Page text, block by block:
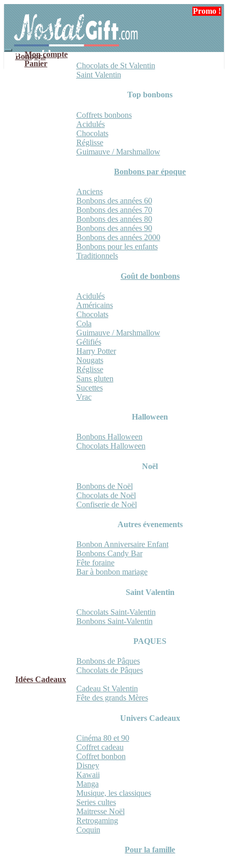
navigation
contenu
Mon compte
Panier
Bonbons
Chocolats de St Valentin
Saint Valentin
Top bonbons
Coffrets bonbons
Acidulés
Chocolats
Réglisse
Guimauve / Marshmallow
Bonbons par époque
Anciens
Bonbons des années 60
Bonbons des années 70
Bonbons des années 80
Bonbons des années 90
Bonbons des années 2000
Bonbons pour les enfants
Traditionnels
Goût de bonbons
Acidulés
Américains
Chocolats
Cola
Guimauve / Marshmallow
Gélifiés
Harry Potter
Nougats
Réglisse
Sans gluten
Sucettes
Vrac
Halloween
Bonbons Halloween
Chocolats Halloween
Noël
Bonbons de Noël
Chocolats de Noël
Confiserie de Noël
Autres évenements
Bonbon Anniversaire Enfant
Bonbons Candy Bar
Fête foraine
Bar à bonbon mariage
Saint Valentin
Chocolats Saint-Valentin
Bonbons Saint-Valentin
PAQUES
Bonbons de Pâques
Chocolats de Pâques
Idées Cadeaux
Cadeau St Valentin
Fête des grands Mères
Univers Cadeaux
Cinéma 80 et 90
Coffret cadeau
Coffret bonbon
Disney
Kawaii
Manga
Musique, les classiques
Series cultes
Maitresse Noël
Retrogaming
Coquin
Pour la famille
Promo !
Promo !